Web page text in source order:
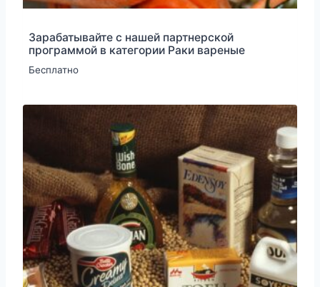
Зарабатывайте с нашей партнерской
программой в категории Раки вареные
Бесплатно